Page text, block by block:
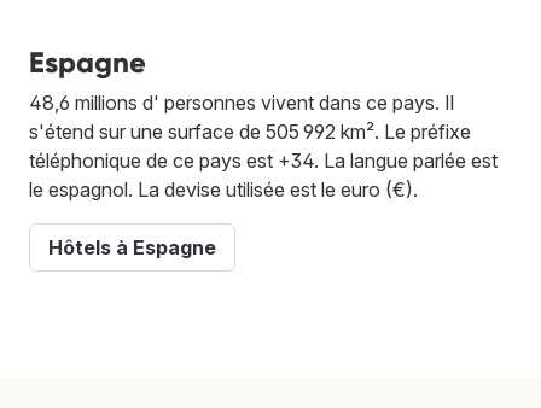
Espagne
48,6 millions d' personnes vivent dans ce pays. Il
s'étend sur une surface de 505 992 km². Le préfixe
téléphonique de ce pays est +34. La langue parlée est
le espagnol. La devise utilisée est le euro (€).
Hôtels à Espagne